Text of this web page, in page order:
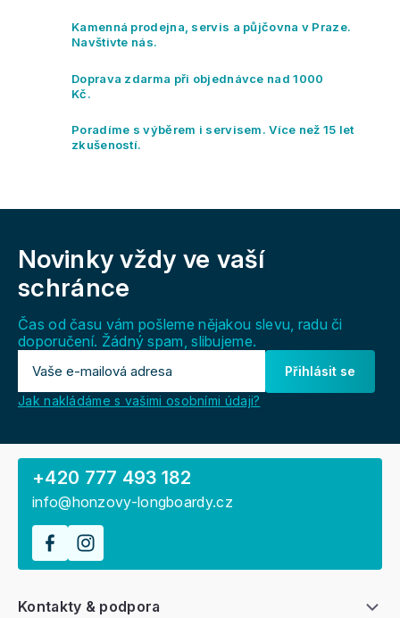
c
r
v
y
s
Kamenná prodejna, servis a půjčovna v Praze.
Navštivte nás.
Doprava zdarma při objednávce nad 1000
Kč.
Poradíme s výběrem i servisem. Více než 15 let
zkušeností.
Novinky vždy ve vaší
schránce
Čas od času vám pošleme nějakou slevu, radu či
doporučení. Žádný spam, slibujeme.
Přihlásit se
Jak nakládáme s vašimi osobními údaji?
Kontakty & podpora
+420 777 493 182
info@honzovy-longboardy.cz